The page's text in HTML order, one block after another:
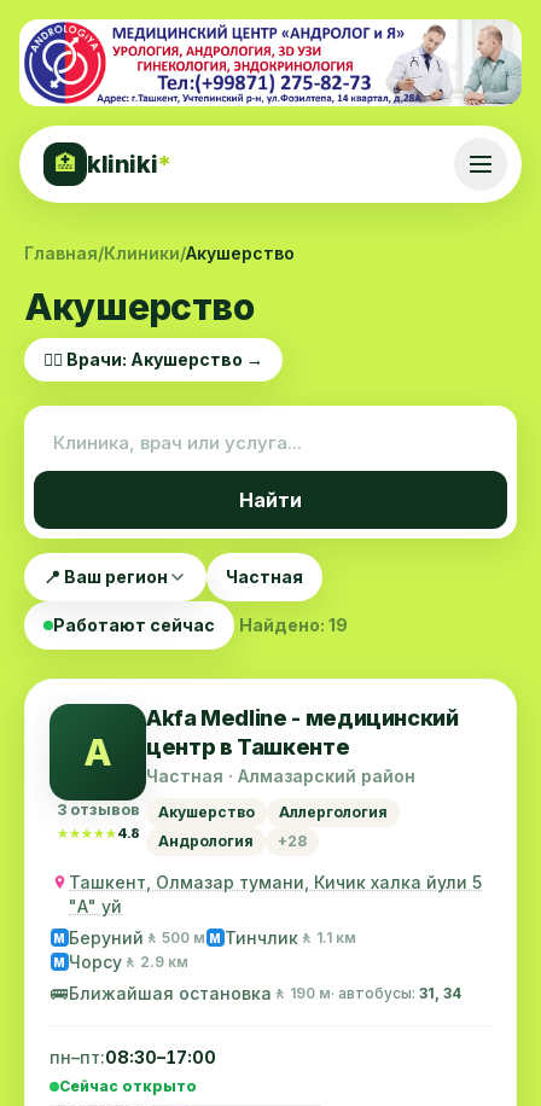
🏥 kliniki*
Главная/Клиники/Акушерство
Акушерство
👨‍⚕️ Врачи: Акушерство →
Найти
📍 Ваш регион Частная
Работают сейчас Найдено: 19
A
3 отзывов
★★★★★
★★★★★ 4.8
Akfa Medline - медицинский
центр в Ташкенте
Частная · Алмазарский район
Акушерство
Аллергология
Андрология
+28
Ташкент, Олмазар тумани, Кичик халка йули 5
"А" уй
M Беруний 🚶 500 м M Тинчлик 🚶 1.1 км
M Чорсу 🚶 2.9 км
🚌Ближайшая остановка 🚶 190 м· автобусы: 31, 34
пн–пт:08:30–17:00
Сейчас открыто